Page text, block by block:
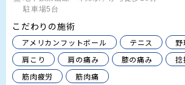
駐車場5台
こだわりの施術
アメリカンフットボール テニス 野
肩こり
肩の痛み 膝の痛み
捻
筋肉疲労
筋肉痛